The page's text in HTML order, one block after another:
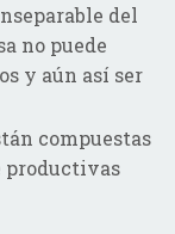
del
no puede
y aún así ser
compuestas
productivas